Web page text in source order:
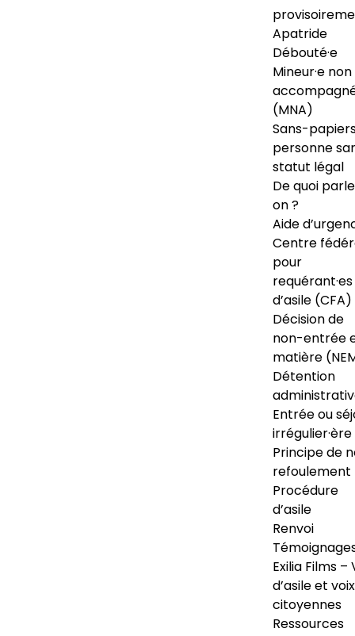
Apatride
Débouté·e
Mineur·e non
(MNA)
Sans-
personne
statut légal
De quoi
on ?
Aide
Centre
pour
requérant·es
d’asile (CFA)
Décision de
non-entrée
matière
Détention
Entrée ou
irrégulier·ère
Principe de
refoulement
Procédure
d’asile
Renvoi
Exilia Films –
d’asile et voix
citoyennes
Ressources